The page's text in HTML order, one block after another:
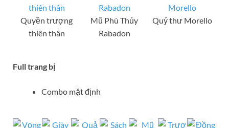
Quyền trượng
thiên thân
Mũ Phù Thủy
Rabadon
Quỷ thư Morello
Full trang bị
Combo mặt định